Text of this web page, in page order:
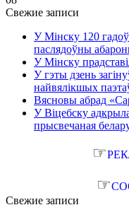
Свежие записи
У Мінску 120
паслядоўны
У Мінску
У гэты дзень
найвялікшых
Вясновы абрад
У Віцебску
прысвечаная
☞
☞
Свежие записи